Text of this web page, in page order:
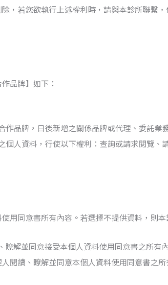
，若您欲執行上述權利時，請與本診所聯繫
品牌】如下：
作品牌，日後新增之關係品牌或代理、委託業
個人資料，行使以下權利：查詢或請求閱覽
用同意書所有內容。若選擇不提供資料，則
瞭解並同意接受本個人資料使用同意書之所有
閱讀、瞭解並同意本個人資料使用同意書之